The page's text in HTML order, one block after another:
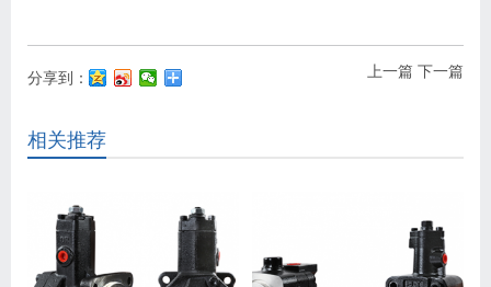
上一篇 下一篇
分享到：
相关推荐